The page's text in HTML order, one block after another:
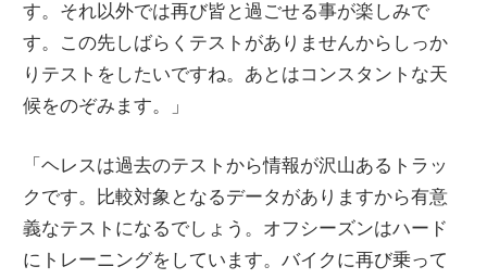
す。それ以外では再び皆と過ごせる事が楽しみで
す。この先しばらくテストがありませんからしっか
りテストをしたいですね。あとはコンスタントな天
候をのぞみます。」
「ヘレスは過去のテストから情報が沢山あるトラッ
クです。比較対象となるデータがありますから有意
義なテストになるでしょう。オフシーズンはハード
にトレーニングをしています。バイクに再び乗って